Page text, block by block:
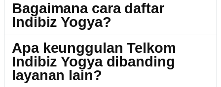
Bagaimana cara daftar
Indibiz Yogya?
Apa keunggulan Telkom
Indibiz Yogya dibanding
layanan lain?